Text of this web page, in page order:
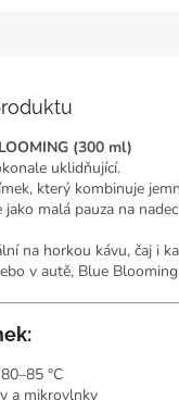
(300 ml)
uklidňující.
který kombinuje
jako malá pauza na
na horkou kávu, čaj i
v autě, Blue
°C
a mikrovlnky